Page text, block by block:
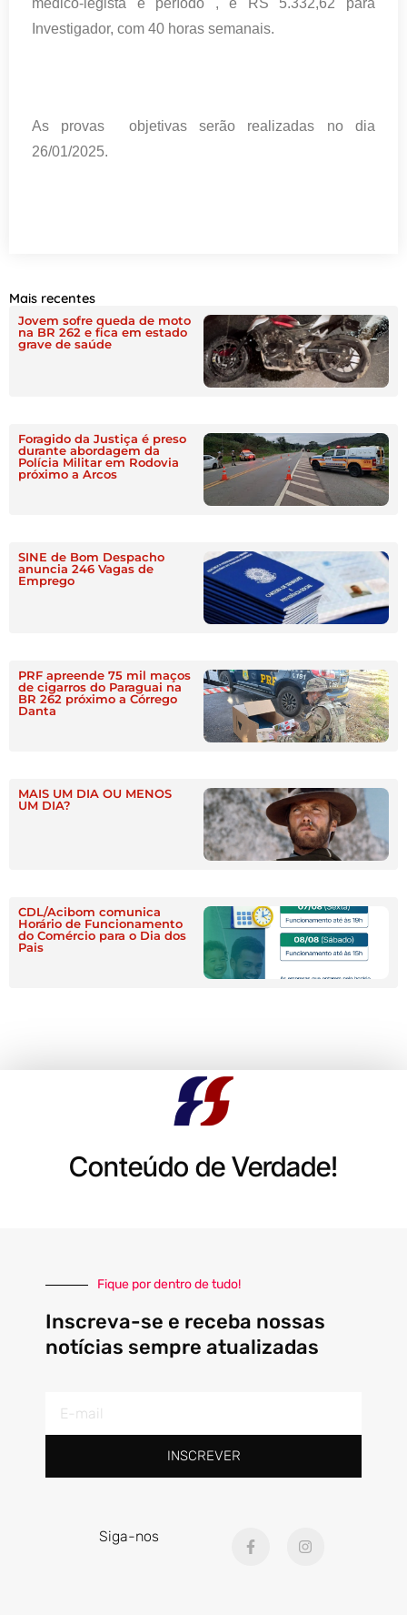
Investigador, com 40 horas semanais.
As provas objetivas serão realizadas no dia
26/01/2025.
Mais recentes
Jovem sofre queda de moto
na BR 262 e fica em estado
grave de saúde
Foragido da Justiça é preso
durante abordagem da
Polícia Militar em Rodovia
próximo a Arcos
SINE de Bom Despacho
anuncia 246 Vagas de
Emprego
PRF apreende 75 mil maços
de cigarros do Paraguai na
BR 262 próximo a Córrego
Danta
MAIS UM DIA OU MENOS
UM DIA?
CDL/Acibom comunica
Horário de Funcionamento
do Comércio para o Dia dos
Pais
Conteúdo de Verdade!
Fique por dentro de tudo!
Inscreva-se e receba nossas
notícias sempre atualizadas
mail
INSCREVER
Siga-nos
a
n